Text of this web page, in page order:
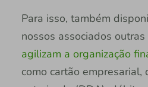
Para isso, também
nossos associados
agilizam a organização
como cartão empresarial,